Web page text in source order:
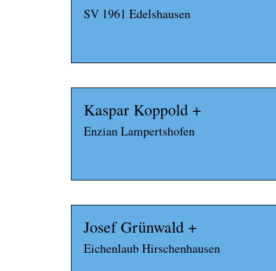
SV 1961 Edelshausen
Kaspar Koppold +
Enzian Lampertshofen
Josef Grünwald +
Eichenlaub Hirschenhausen